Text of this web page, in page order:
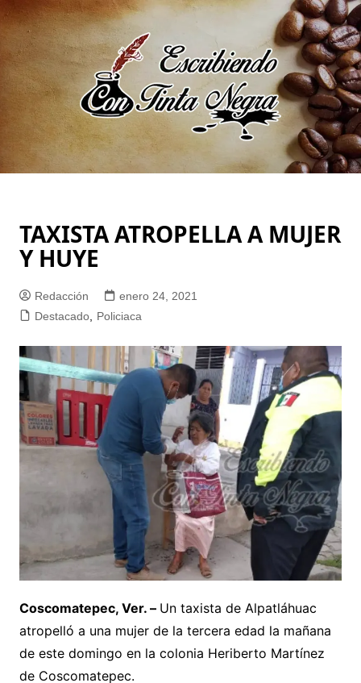
Saltar
al
contenido
TAXISTA ATROPELLA A MUJER
Y HUYE
Redacción
enero 24, 2021
Destacado, Policiaca
Coscomatepec, Ver. – Un taxista de Alpatláhuac
atropelló a una mujer de la tercera edad la mañana
de este domingo en la colonia Heriberto Martínez
de Coscomatepec.